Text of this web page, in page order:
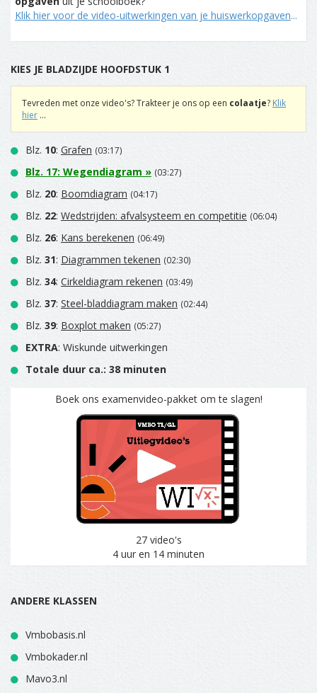
Klik hier voor de video-uitwerkingen van je huiswerkopgaven...
KIES JE BLADZIJDE HOOFDSTUK 1
Tevreden met onze video's? Trakteer je ons op een colaatje? Klik
hier ...
Blz. 10: Grafen (03:17)
Blz. 17: Wegendiagram » (03:27)
Blz. 20: Boomdiagram (04:17)
Blz. 22: Wedstrijden: afvalsysteem en competitie (06:04)
Blz. 26: Kans berekenen (06:49)
Blz. 31: Diagrammen tekenen (02:30)
Blz. 34: Cirkeldiagram rekenen (03:49)
Blz. 37: Steel-bladdiagram maken (02:44)
Blz. 39: Boxplot maken (05:27)
EXTRA: Wiskunde uitwerkingen
Totale duur ca.: 38 minuten
Boek ons examenvideo-pakket om te slagen!
27 video's
4 uur en 14 minuten
ANDERE KLASSEN
Vmbobasis.nl
Vmbokader.nl
Mavo3.nl